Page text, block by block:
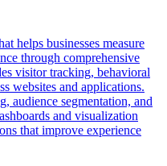
helps businesses measure
through comprehensive
visitor tracking, behavioral
websites and applications.
audience segmentation, and
and visualization
that improve experience